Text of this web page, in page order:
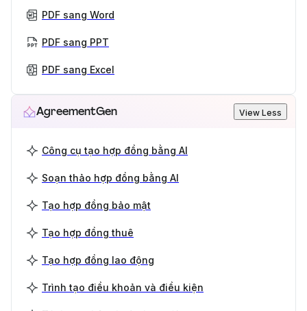
PDF sang Word
PDF sang PPT
PDF sang Excel
AgreementGen View Less
Công cụ tạo hợp đồng bằng AI
Soạn thảo hợp đồng bằng AI
Tạo hợp đồng bảo mật
Tạo hợp đồng thuê
Tạo hợp đồng lao động
Trình tạo điều khoản và điều kiện